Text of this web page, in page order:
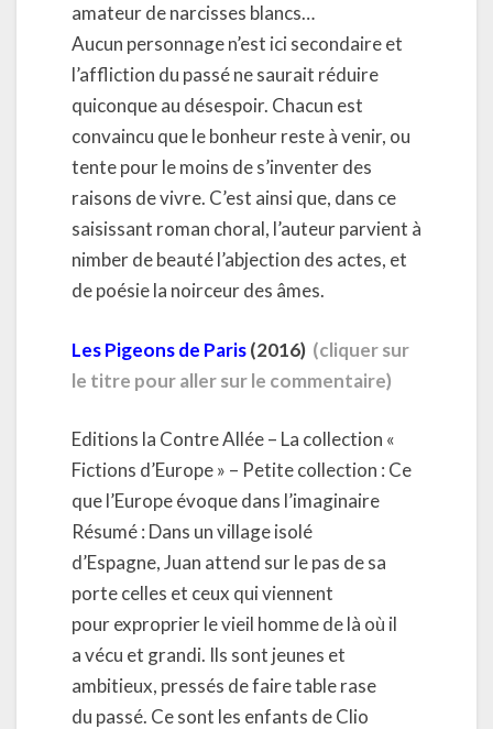
amateur de narcisses blancs…
Aucun personnage n’est ici secondaire et
l’affliction du passé ne saurait réduire
quiconque au désespoir. Chacun est
convaincu que le bonheur reste à venir, ou
tente pour le moins de s’inventer des
raisons de vivre. C’est ainsi que, dans ce
saisissant roman choral, l’auteur parvient à
nimber de beauté l’abjection des actes, et
de poésie la noirceur des âmes.
Les Pigeons de Paris(2016) (cliquer sur
le titre pour aller sur le commentaire)
Editions la Contre Allée – La collection «
Fictions d’Europe » – Petite collection : Ce
que l’Europe évoque dans l’imaginaire
Résumé : Dans un village isolé
d’Espagne, Juan attend sur le pas de sa
porte celles et ceux qui viennent
pour exproprier le vieil homme de là où il
a vécu et grandi. Ils sont jeunes et
ambitieux, pressés de faire table rase
du passé. Ce sont les enfants de Clio